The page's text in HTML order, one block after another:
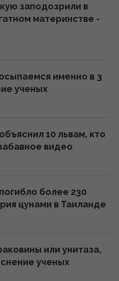
заподозрили в
материнстве -
именно в 3
ученых
10 львам, кто
видео
более 230
цунами в Таиланде
или унитаза,
ученых